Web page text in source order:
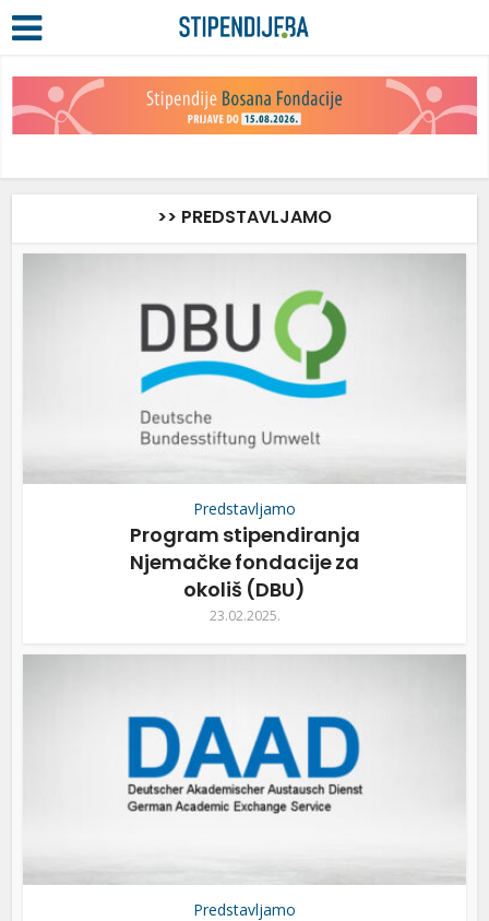
>> PREDSTAVLJAMO
Predstavljamo
Program stipendiranja
Njemačke fondacije za
okoliš (DBU)
23.02.2025.
Predstavljamo